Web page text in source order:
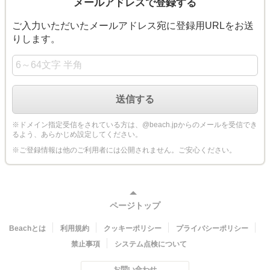
メールアドレスで登録する
ご入力いただいたメールアドレス宛に登録用URLをお送
りします。
※ドメイン指定受信をされている方は、@beach.jpからのメールを受信でき
るよう、あらかじめ設定してください。
※ご登録情報は他のご利用者には公開されません。ご安心ください。
ページトップ
Beachとは 利用規約 クッキーポリシー
プライバシーポリシー
禁止事項
システム点検について